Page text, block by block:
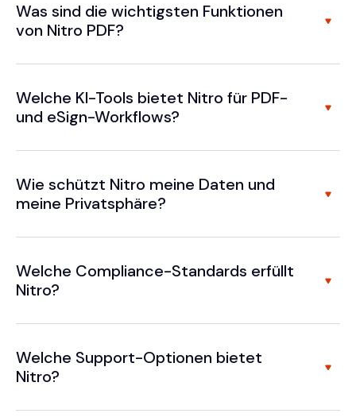
Was sind die wichtigsten Funktionen
von Nitro PDF?
Welche KI-Tools bietet Nitro für PDF-
und eSign-Workflows?
Wie schützt Nitro meine Daten und
meine Privatsphäre?
Welche Compliance-Standards erfüllt
Nitro?
Welche Support-Optionen bietet
Nitro?